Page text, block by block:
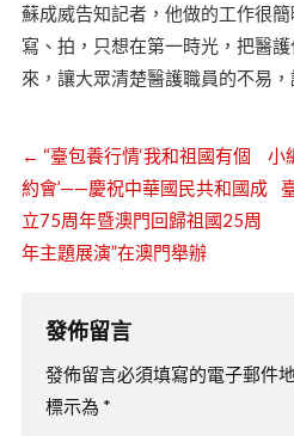
蘇成威告知記者，他做的工作很簡
寫、拍，只想在第一時光，把醫
來，讓大眾清楚醫護職員的不易，
← “臺包養行情‘我和祖國有個
約會’——慶祝中華國民共和國成
立75周年暨澳門回歸祖國25周
年主題展演”在澳門舉辦
小
發佈留言
發佈留言必須填寫的電子郵件
標示為 *